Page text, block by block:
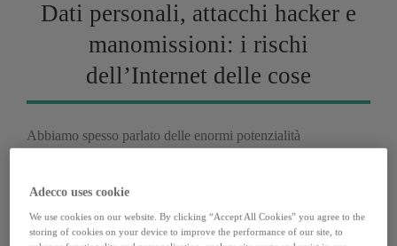
Dati personali, attacchi hacker e
manomissioni: i rischi
dell’Internet delle cose
Abbiamo spesso parlato delle enormi potenzialità
comunicazioni istantanee. C'è però un lato oscuro
dell'Internet of things che riguarda i suoi rischi. Sì, perché
affidarsi al digitale e connettere strumenti molto diversi tra
Adecco uses cookie
We use cookies on our website. By clicking “Accept All Cookies” you agree to the
storing of cookies on your device to improve the performance of our site, to